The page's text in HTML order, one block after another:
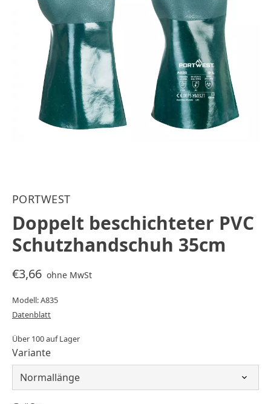
PORTWEST
Doppelt beschichteter PVC
Schutzhandschuh 35cm
€3,66 ohne MwSt
Modell: A835
Datenblatt
Über 100 auf Lager
Variante